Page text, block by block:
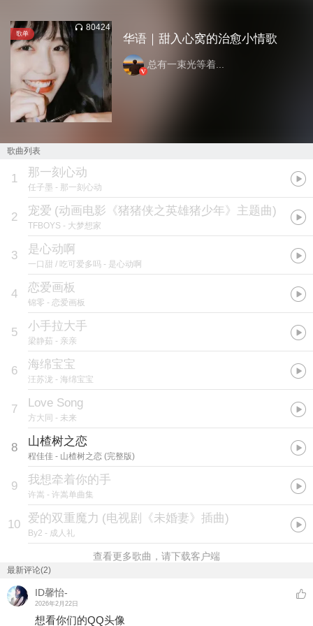
歌单
80424
华语｜甜入心窝的治愈小情歌
总有一束光等着...
歌曲列表
1 那一刻心动
任子墨 - 那一刻心动
2 宠爱 (动画电影《猪猪侠之英雄猪少年》主题曲)
TFBOYS - 大梦想家
3 是心动啊
一口甜 / 吃可爱多吗 - 是心动啊
4 恋爱画板
锦零 - 恋爱画板
5 小手拉大手
梁静茹 - 亲亲
6 海绵宝宝
汪苏泷 - 海绵宝宝
7 Love Song
方大同 - 未来
8 山楂树之恋
程佳佳 - 山楂树之恋 (完整版)
9 我想牵着你的手
许嵩 - 许嵩单曲集
10 爱的双重魔力 (电视剧《未婚妻》插曲)
By2 - 成人礼
查看更多歌曲，请下载客户端
最新评论(2)
ID馨怡-
2026年2月22日
想看你们的QQ头像